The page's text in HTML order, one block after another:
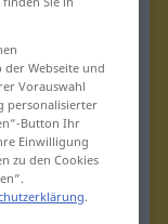
Webseite und
Vorauswahl
personalisierter
Button Ihr
Einwilligung
zu den Cookies
.